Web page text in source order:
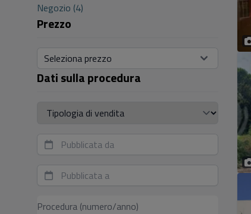
Negozio (4)
Prezzo
Seleziona prezzo
Dati sulla procedura
Tipologia di vendita